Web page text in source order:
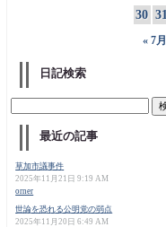
« 7月
30 31
日記検索
最近の記事
草加市議事件
2025年11月21日 9:19 AM
orner
世論を恐れる公明党の弱点
2025年11月20日 6:49 AM